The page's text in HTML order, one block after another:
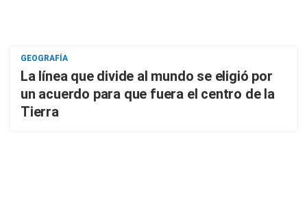
GEOGRAFÍA
La línea que divide al mundo se eligió por
un acuerdo para que fuera el centro de la
Tierra